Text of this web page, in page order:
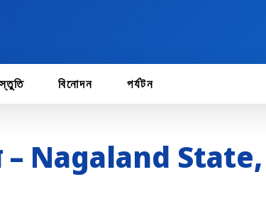
বিনোদন পর্যটন
– Nagaland